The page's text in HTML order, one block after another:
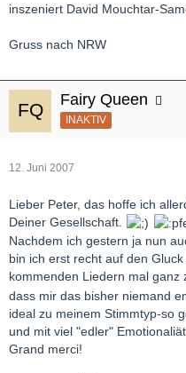
inszeniert David Mouchtar-
Gruss nach NRW
Fairy Queen
INAKTIV
12. Juni 2007
Lieber Peter, das hoffe ich
Deiner Gesellschaft.
Nachdem ich gestern ja nun
bin ich erst recht auf den
kommenden Liedern mal ganz
dass mir das bisher niemand
ideal zu meinem Stimmtyp-so
und mit viel "edler" Emotionaliät.
Grand merci!